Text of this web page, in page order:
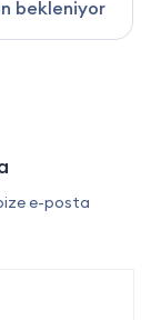
bekleniyor
e-posta